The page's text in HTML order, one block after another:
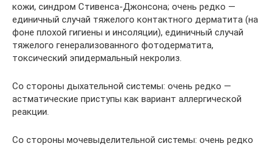
кожи, синдром Стивенса-Джонсона; очень редко —
единичный случай тяжелого контактного дерматита (на
фоне плохой гигиены и инсоляции), единичный случай
тяжелого генерализованного фотодерматита,
токсический эпидермальный некролиз.
Со стороны дыхательной системы: очень редко —
астматические приступы как вариант аллергической
реакции.
Со стороны мочевыделительной системы: очень редко